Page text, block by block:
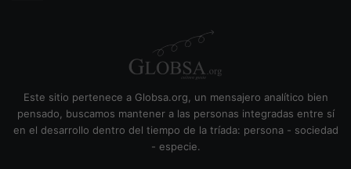
Este sitio pertenece a Globsa.org, un mensajero analítico bien
pensado, buscamos mantener a las personas integradas entre sí
en el desarrollo dentro del tiempo de la tríada: persona - sociedad
- especie.